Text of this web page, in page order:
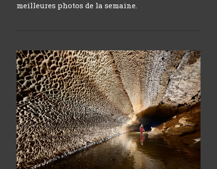
meilleures photos de la semaine.